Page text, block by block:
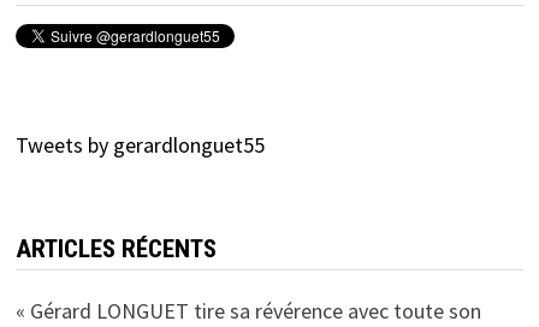
Tweets by gerardlonguet55
ARTICLES RÉCENTS
« Gérard LONGUET tire sa révérence avec toute son